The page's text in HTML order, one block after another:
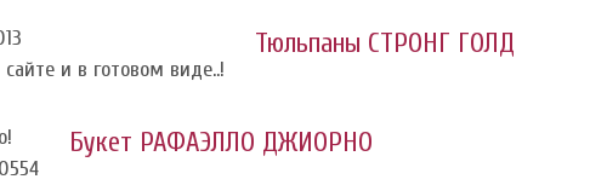
и в готовом виде..!
Тюльпаны СТРОНГ ГОЛД
Букет РАФАЭЛЛО ДЖИОРНО